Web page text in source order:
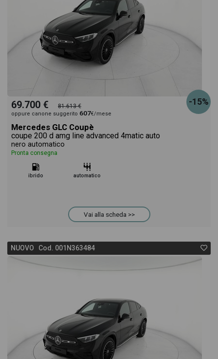
-15%
69.700 € 81.613 €
oppure canone suggerito 607€/mese
Mercedes GLC Coupè
coupe 200 d amg line advanced 4matic auto
nero automatico
Pronta consegna
ibrido automatico
Vai alla scheda >>
NUOVO Cod. 001N363484